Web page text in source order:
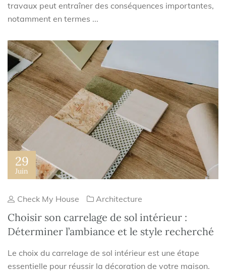
travaux peut entraîner des conséquences importantes,
notamment en termes ...
29
Juin
Check My House Architecture
Choisir son carrelage de sol intérieur :
Déterminer l’ambiance et le style recherché
Le choix du carrelage de sol intérieur est une étape
essentielle pour réussir la décoration de votre maison.